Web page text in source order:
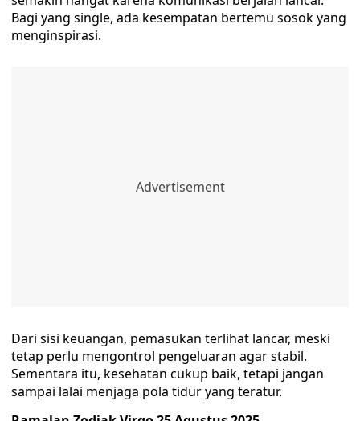
Bagi yang single, ada kesempatan bertemu sosok yang
menginspirasi.
Dari sisi keuangan, pemasukan terlihat lancar, meski
tetap perlu mengontrol pengeluaran agar stabil.
Sementara itu, kesehatan cukup baik, tetapi jangan
sampai lalai menjaga pola tidur yang teratur.